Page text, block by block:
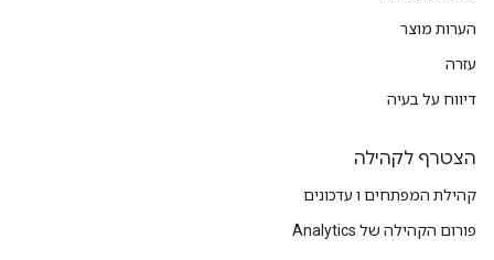
הערות מוצר
עזרה
דיווח על בעיה
הצטרף לקהילה
קהילת המפתחים ו עדכונים
פורום הקהילה של Analytics